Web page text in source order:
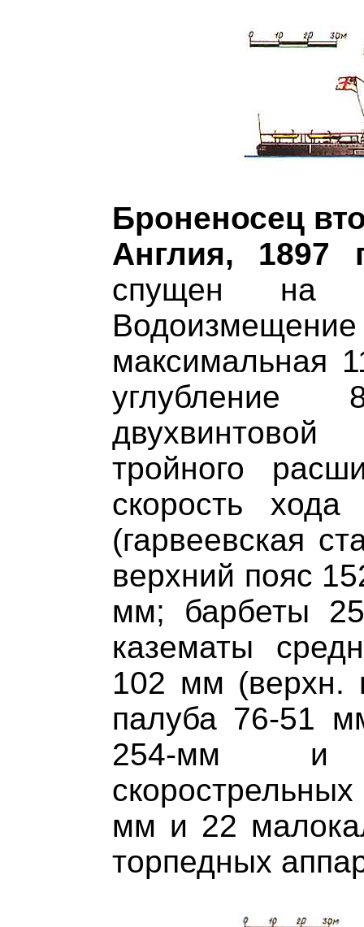
Броненосец
Англия, 1897
спущен
максимальная
тройного
скорость
(гарвеевская
верхний пояс
мм; барбеты
казематы
102 мм (верхн.
палуба 76-51
254-мм и
мм и 22
торпедных